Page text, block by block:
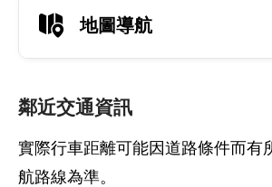
地圖導航
鄰近交通資訊
實際行車距離可能因道路條件而有
航路線為準。